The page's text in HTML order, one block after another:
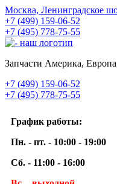
Москва, Ленинградское
+7 (499) 159-06-52
+7 (495) 778-75-55
Запчасти Америка,
+7 (499) 159-06-52
+7 (495) 778-75-55
График работы:
Пн. - пт. - 10:00 - 19:00
Сб. - 11:00 - 16:00